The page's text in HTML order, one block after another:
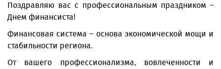
Поздравляю вас с профессиональным праздником –
Днем финансиста!
Финансовая система – основа экономической мощи и
стабильности региона.
От вашего профессионализма, вовлеченности и